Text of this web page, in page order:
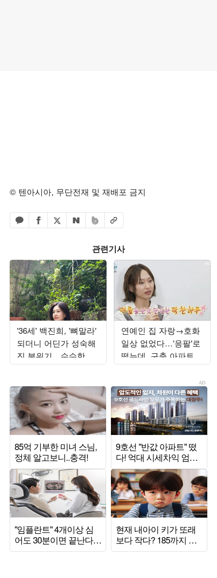
© 텐아시아, 무단전재 및 재배포 금지
카카오톡 공유하기
페이스북 공유하기
엑스 공유하기
네이버 공유하기
밴드 공유하기
URL복사
관련기사
'36세' 백진희, '뼈말라'
되더니 어딘가 성숙해
진 분위기…수수한 일
상도 화보 같네
연예인 집 자랑→호화
일상 없었다…'응팔'로
떴는데, 구축 아파트서
무료 나눔 '최고 7.8%'